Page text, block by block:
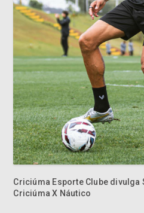
Criciúma Esporte Clube
Criciúma X Náutico